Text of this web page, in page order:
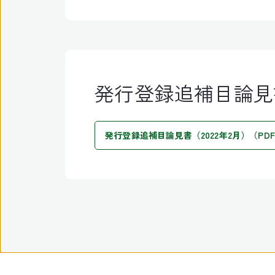
発行登録追補目論
発行登録追補目論見書（2022年2月）（